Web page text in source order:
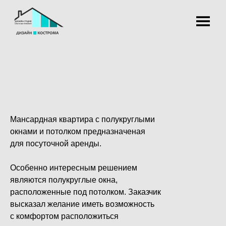
Мансардная квартира с полукруглыми
окнами и потолком предназначеная
для посуточной аренды.
Особенно интересным решением
являются полукруглые окна,
расположенные под потолком. Заказчик
высказал желание иметь возможность
с комфортом расположиться